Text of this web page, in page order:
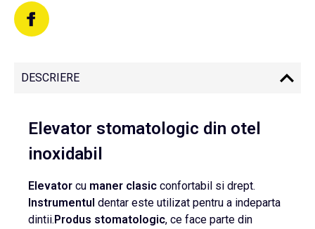
DESCRIERE
Elevator stomatologic din otel
inoxidabil
Elevator cu maner clasic confortabil si drept.
Instrumentul dentar este utilizat pentru a indeparta
dintii.Produs stomatologic, ce face parte din